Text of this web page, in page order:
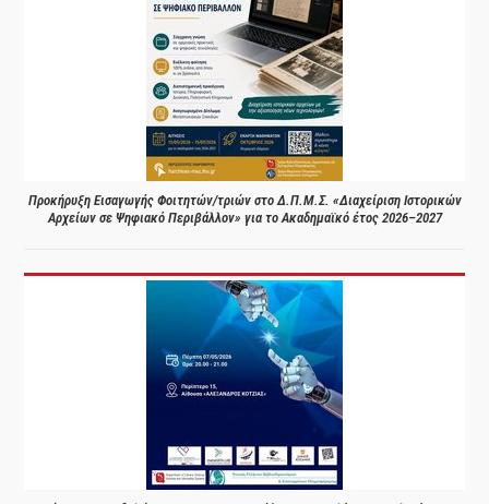
Προκήρυξη Εισαγωγής Φοιτητών/τριών στο Δ.Π.Μ.Σ. «Διαχείριση Ιστορικών
Αρχείων σε Ψηφιακό Περιβάλλον» για το Ακαδημαϊκό έτος 2026–2027